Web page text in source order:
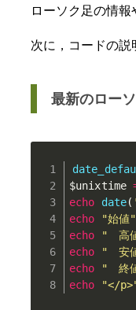
ローソク足の情
次に，コードの説
最新のロー
$unixtime
echo
date(
echo
"始値"
echo
"　高
echo
"　安
echo
"　終
echo
"</